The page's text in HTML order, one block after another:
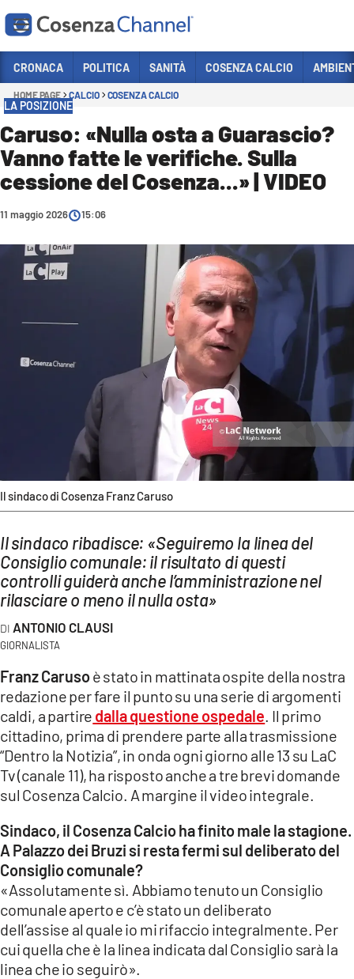
Sezioni
POLITICA
COSENZA CALCIO
ECONOMIA E LAVORO
SANITÀ
CULTURA
AMBIENTE
LAC NETWORK
LAC ONAIR
Network
LACPLAY.IT
LACTV.IT
LACONAIR.IT
LACITYMAG.IT
ILREGGINO.IT
COSENZACHANNEL.IT
ILVIBONESE.IT
CATANZAROCHANNEL.IT
LACAPITALENEWS.IT
App
ANDROID
APPLE
CRONACA POLITICA SANITÀ COSENZA CALCIO
HOME PAGE CALCIO COSENZA CALCIO
LA POSIZIONE
Caruso: «Nulla osta a Guarascio?
Vanno fatte le verifiche. Sulla
cessione del Cosenza...» | VIDEO
Il sindaco di Cosenza Franz Caruso
11 maggio 2026 15:06
Il sindaco ribadisce: «Seguiremo la linea del
Consiglio comunale: il risultato di questi
controlli guiderà anche l’amministrazione nel
rilasciare o meno il nulla osta»
ANTONIO CLAUSI
GIORNALISTA
Franz Carusoè stato in mattinata ospite della nostra
redazione per fare il punto su una serie di argomenti
caldi, a partire dalla questione ospedale . Il primo
cittadino, prima di prendere parte alla trasmissione
“Dentro la Notizia”, in onda ogni giorno alle 13 su LaC
Tv (canale 11), ha risposto anche a tre brevi domande
sul Cosenza Calcio. A margine il video integrale.
Sindaco, il Cosenza Calcio ha finito male la stagione.
A Palazzo dei Bruzi si resta fermi sul deliberato del
Consiglio comunale?
«Assolutamente sì. Abbiamo tenuto un Consiglio
comunale aperto e c’è stato un deliberato
dell’assise al quale io mi rifaccio integralmente. Per
cui quella che è la linea indicata dal Consiglio sarà la
linea che io seguirò».